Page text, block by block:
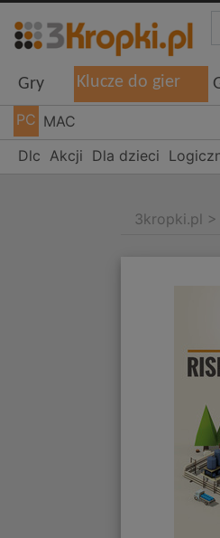
Gry Klucze do gier
PC MAC
Dlc Akcji Dla dzieci
3kropki.pl >